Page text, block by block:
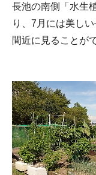
長池の南側「水生
り、7月には美し
間近に見ることが